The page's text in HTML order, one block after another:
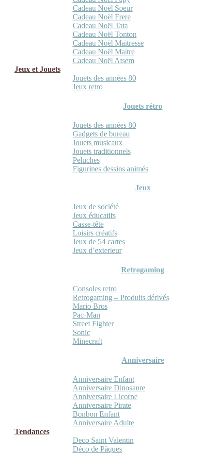
Cadeau Noël Soeur
Cadeau Noël Frere
Cadeau Noël Tata
Cadeau Noël Tonton
Cadeau Noël Maitresse
Cadeau Noël Maitre
Cadeau Noël Atsem
Jeux et Jouets
Jouets des années 80
Jeux retro
Jouets rétro
Jouets des années 80
Gadgets de bureau
Jouets musicaux
Jouets traditionnels
Peluches
Figurines dessins animés
Jeux
Jeux de société
Jeux éducatifs
Casse-tête
Loisirs créatifs
Jeux de 54 cartes
Jeux d’exterieur
Retrogaming
Consoles retro
Retrogaming – Produits dérivés
Mario Bros
Pac-Man
Street Fighter
Sonic
Minecraft
Anniversaire
Anniversaire Enfant
Anniversaire Dinosaure
Anniversaire Licorne
Anniversaire Pirate
Bonbon Enfant
Anniversaire Adulte
Tendances
Deco Saint Valentin
Déco de Pâques